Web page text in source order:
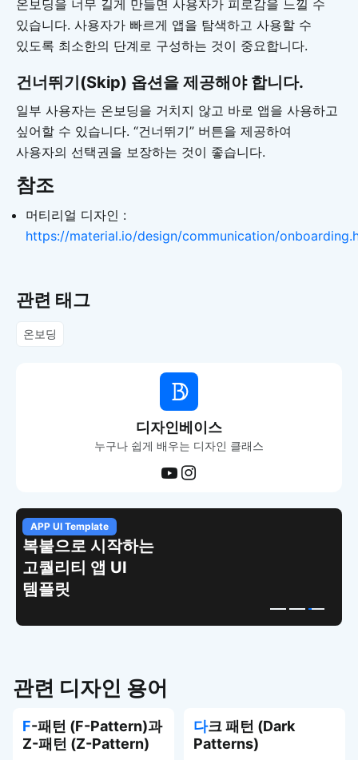
온보딩을 너무 길게 만들면 사용자가 피로감을 느낄 수
있습니다. 사용자가 빠르게 앱을 탐색하고 사용할 수
있도록 최소한의 단계로 구성하는 것이 중요합니다.
건너뛰기(Skip) 옵션을 제공해야 합니다.
일부 사용자는 온보딩을 거치지 않고 바로 앱을 사용하고
싶어할 수 있습니다. “건너뛰기” 버튼을 제공하여
사용자의 선택권을 보장하는 것이 좋습니다.
참조
머티리얼 디자인 :
https://material.io/design/communication/
관련 태그
온보딩
디자인베이스
누구나 쉽게 배우는 디자인 클래스
APP UI Template
복붙으로 시작하는
고퀄리티 앱 UI
템플릿
관련 디자인 용어
F-패턴 (F-Pattern)과
Z-패턴 (Z-Pattern)
다크 패턴 (Dark
Patterns)